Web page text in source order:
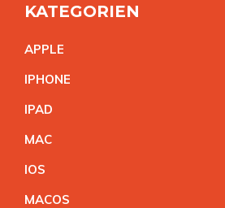
KATEGORIEN
APPLE
IPHONE
IPAD
MAC
IOS
MACOS